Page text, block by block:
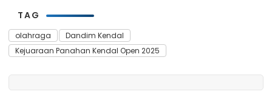
TAG
olahraga
Dandim Kendal
Kejuaraan Panahan Kendal Open 2025